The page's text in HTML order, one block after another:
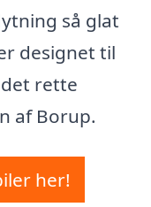
så glat
designet til
rette
af Borup.
her!